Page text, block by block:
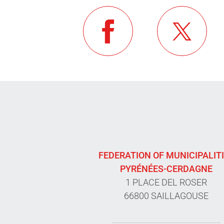
FEDERATION OF
PYRÉNÉES-CERDAGNE
1 PLACE DEL ROSER
66800 SAILLAGOUSE